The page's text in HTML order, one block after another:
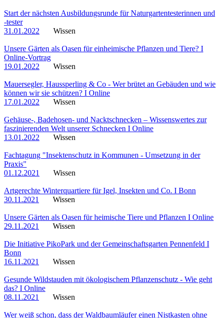
Start der nächsten Ausbildungsrunde für Naturgartentesterinnen und
-tester
31.01.2022
Wissen
Unsere Gärten als Oasen für einheimische Pflanzen und Tiere? I
Online-Vortrag
19.01.2022
Wissen
Mauersegler, Haussperling & Co - Wer brütet an Gebäuden und wie
können wir sie schützen? I Online
17.01.2022
Wissen
Gehäuse-, Badehosen- und Nacktschnecken – Wissenswertes zur
faszinierenden Welt unserer Schnecken I Online
13.01.2022
Wissen
Fachtagung "Insektenschutz in Kommunen - Umsetzung in der
Praxis"
01.12.2021
Wissen
Artgerechte Winterquartiere für Igel, Insekten und Co. I Bonn
30.11.2021
Wissen
Unsere Gärten als Oasen für heimische Tiere und Pflanzen I Online
29.11.2021
Wissen
Die Initiative PikoPark und der Gemeinschaftsgarten Pennenfeld I
Bonn
16.11.2021
Wissen
Gesunde Wildstauden mit ökologischem Pflanzenschutz - Wie geht
das? I Online
08.11.2021
Wissen
Wer weiß schon, dass der Waldbaumläufer einen Nistkasten ohne